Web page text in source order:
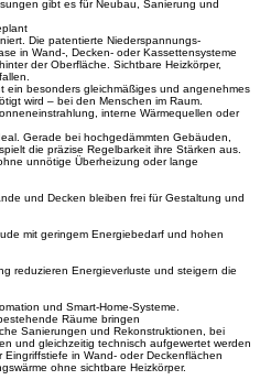
gibt es für Neubau, Sanierung und
Die patentierte Niederspannungs-
in Wand-, Decken- oder Kassettensysteme
der Oberfläche. Sichtbare Heizkörper,
besonders gleichmäßiges und angenehmes
wird – bei den Menschen im Raum.
interne Wärmequellen oder
Gerade bei hochgedämmten Gebäuden,
die präzise Regelbarkeit ihre Stärken aus.
unnötige Überheizung oder lange
und Decken bleiben frei für Gestaltung und
mit geringem Energiebedarf und hohen
reduzieren Energieverluste und steigern die
und Smart-Home-Systeme.
Räume bringen
Sanierungen und Rekonstruktionen, bei
und gleichzeitig technisch aufgewertet werden
in Wand- oder Deckenflächen